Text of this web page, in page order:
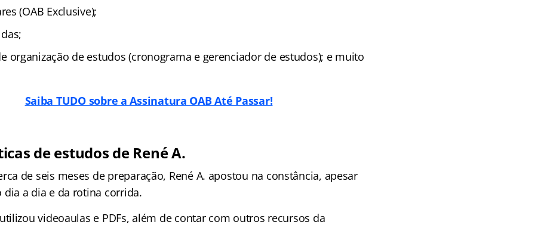
(OAB Exclusive);
organização de estudos (cronograma e gerenciador de estudos); e muito
Saiba TUDO sobre a Assinatura OAB Até Passar!
de estudos de René A.
de seis meses de preparação, René A. apostou na constância, apesar
dia a dia e da rotina corrida.
videoaulas e PDFs, além de contar com outros recursos da